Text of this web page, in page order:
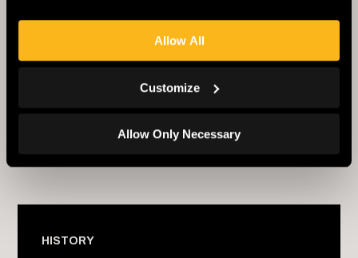
Allow All
Customize
Allow Only Necessary
quam. Praesent laoreet elit nisi, id feugiat ante accumsan
sed. Vestibulum ante ipsum primis in faucibus orci luctus et
ultrices posuere cubilia curae.
HISTORY